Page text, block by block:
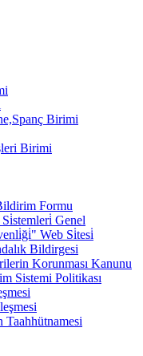
Birimi
Birimi
Formu
Genel
Web Si̇tesi̇
Bildirgesi
Korunması Kanunu
Sistemi Politikası
Taahhütnamesi